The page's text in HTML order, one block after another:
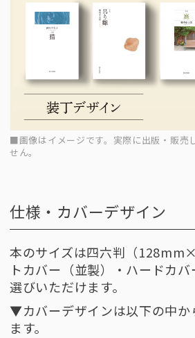
■画像はイメージです。実際に出版・販売
せん。
仕様・カバーデザイン
本のサイズは四六判（
トカバー（並製）・ハードカ
選びいただけます。
▼カバーデザインは以下の中か
ます。